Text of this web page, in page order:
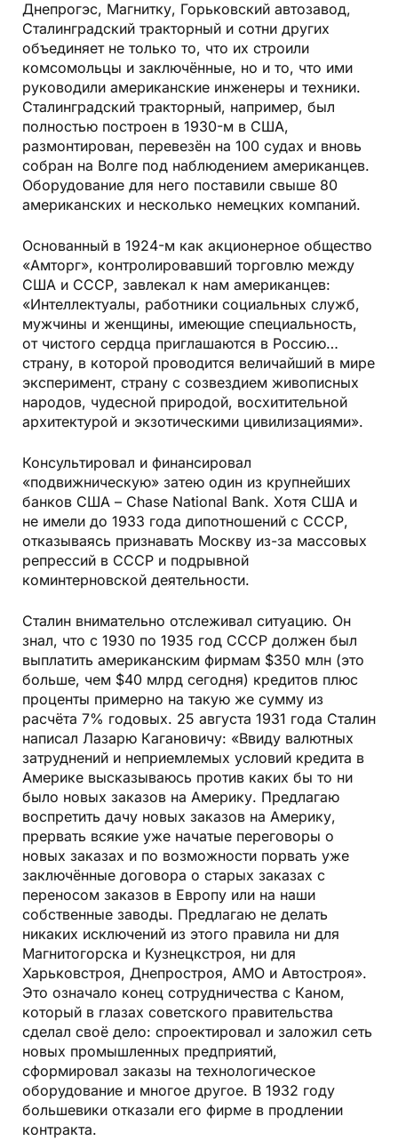
Днепрогэс, Магнитку, Горьковский автозавод,
Сталинградский тракторный и сотни других
объединяет не только то, что их строили
комсомольцы и заключённые, но и то, что ими
руководили американские инженеры и техники.
Сталинградский тракторный, например, был
полностью построен в 1930-м в США,
размонтирован, перевезён на 100 судах и вновь
собран на Волге под наблюдением американцев.
Оборудование для него поставили свыше 80
американских и несколько немецких компаний.
Основанный в 1924-м как акционерное общество
«Амторг», контролировавший торговлю между
США и СССР, завлекал к нам американцев:
«Интеллектуалы, работники социальных служб,
мужчины и женщины, имеющие специальность,
от чистого сердца приглашаются в Россию…
страну, в которой проводится величайший в мире
эксперимент, страну с созвездием живописных
народов, чудесной природой, восхитительной
архитектурой и экзотическими цивилизациями».
Консультировал и финансировал
«подвижническую» затею один из крупнейших
банков США – Chase National Bank. Хотя США и
не имели до 1933 года дипотношений с СССР,
отказываясь признавать Москву из-за массовых
репрессий в СССР и подрывной
коминтерновской деятельности.
Сталин внимательно отслеживал ситуацию. Он
знал, что с 1930 по 1935 год СССР должен был
выплатить американским фирмам $350 млн (это
больше, чем $40 млрд сегодня) кредитов плюс
проценты примерно на такую же сумму из
расчёта 7% годовых. 25 августа 1931 года Сталин
написал Лазарю Кагановичу: «Ввиду валютных
затруднений и неприемлемых условий кредита в
Америке высказываюсь против каких бы то ни
было новых заказов на Америку. Предлагаю
воспретить дачу новых заказов на Америку,
прервать всякие уже начатые переговоры о
новых заказах и по возможности порвать уже
заключённые договора о старых заказах с
переносом заказов в Европу или на наши
собственные заводы. Предлагаю не делать
никаких исключений из этого правила ни для
Магнитогорска и Кузнецкстроя, ни для
Харьковстроя, Днепростроя, АМО и Автостроя».
Это означало конец сотрудничества с Каном,
который в глазах советского правительства
сделал своё дело: спроектировал и заложил сеть
новых промышленных предприятий,
сформировал заказы на технологическое
оборудование и многое другое. В 1932 году
большевики отказали его фирме в продлении
контракта.